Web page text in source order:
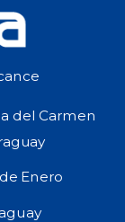
del Carmen
Enero